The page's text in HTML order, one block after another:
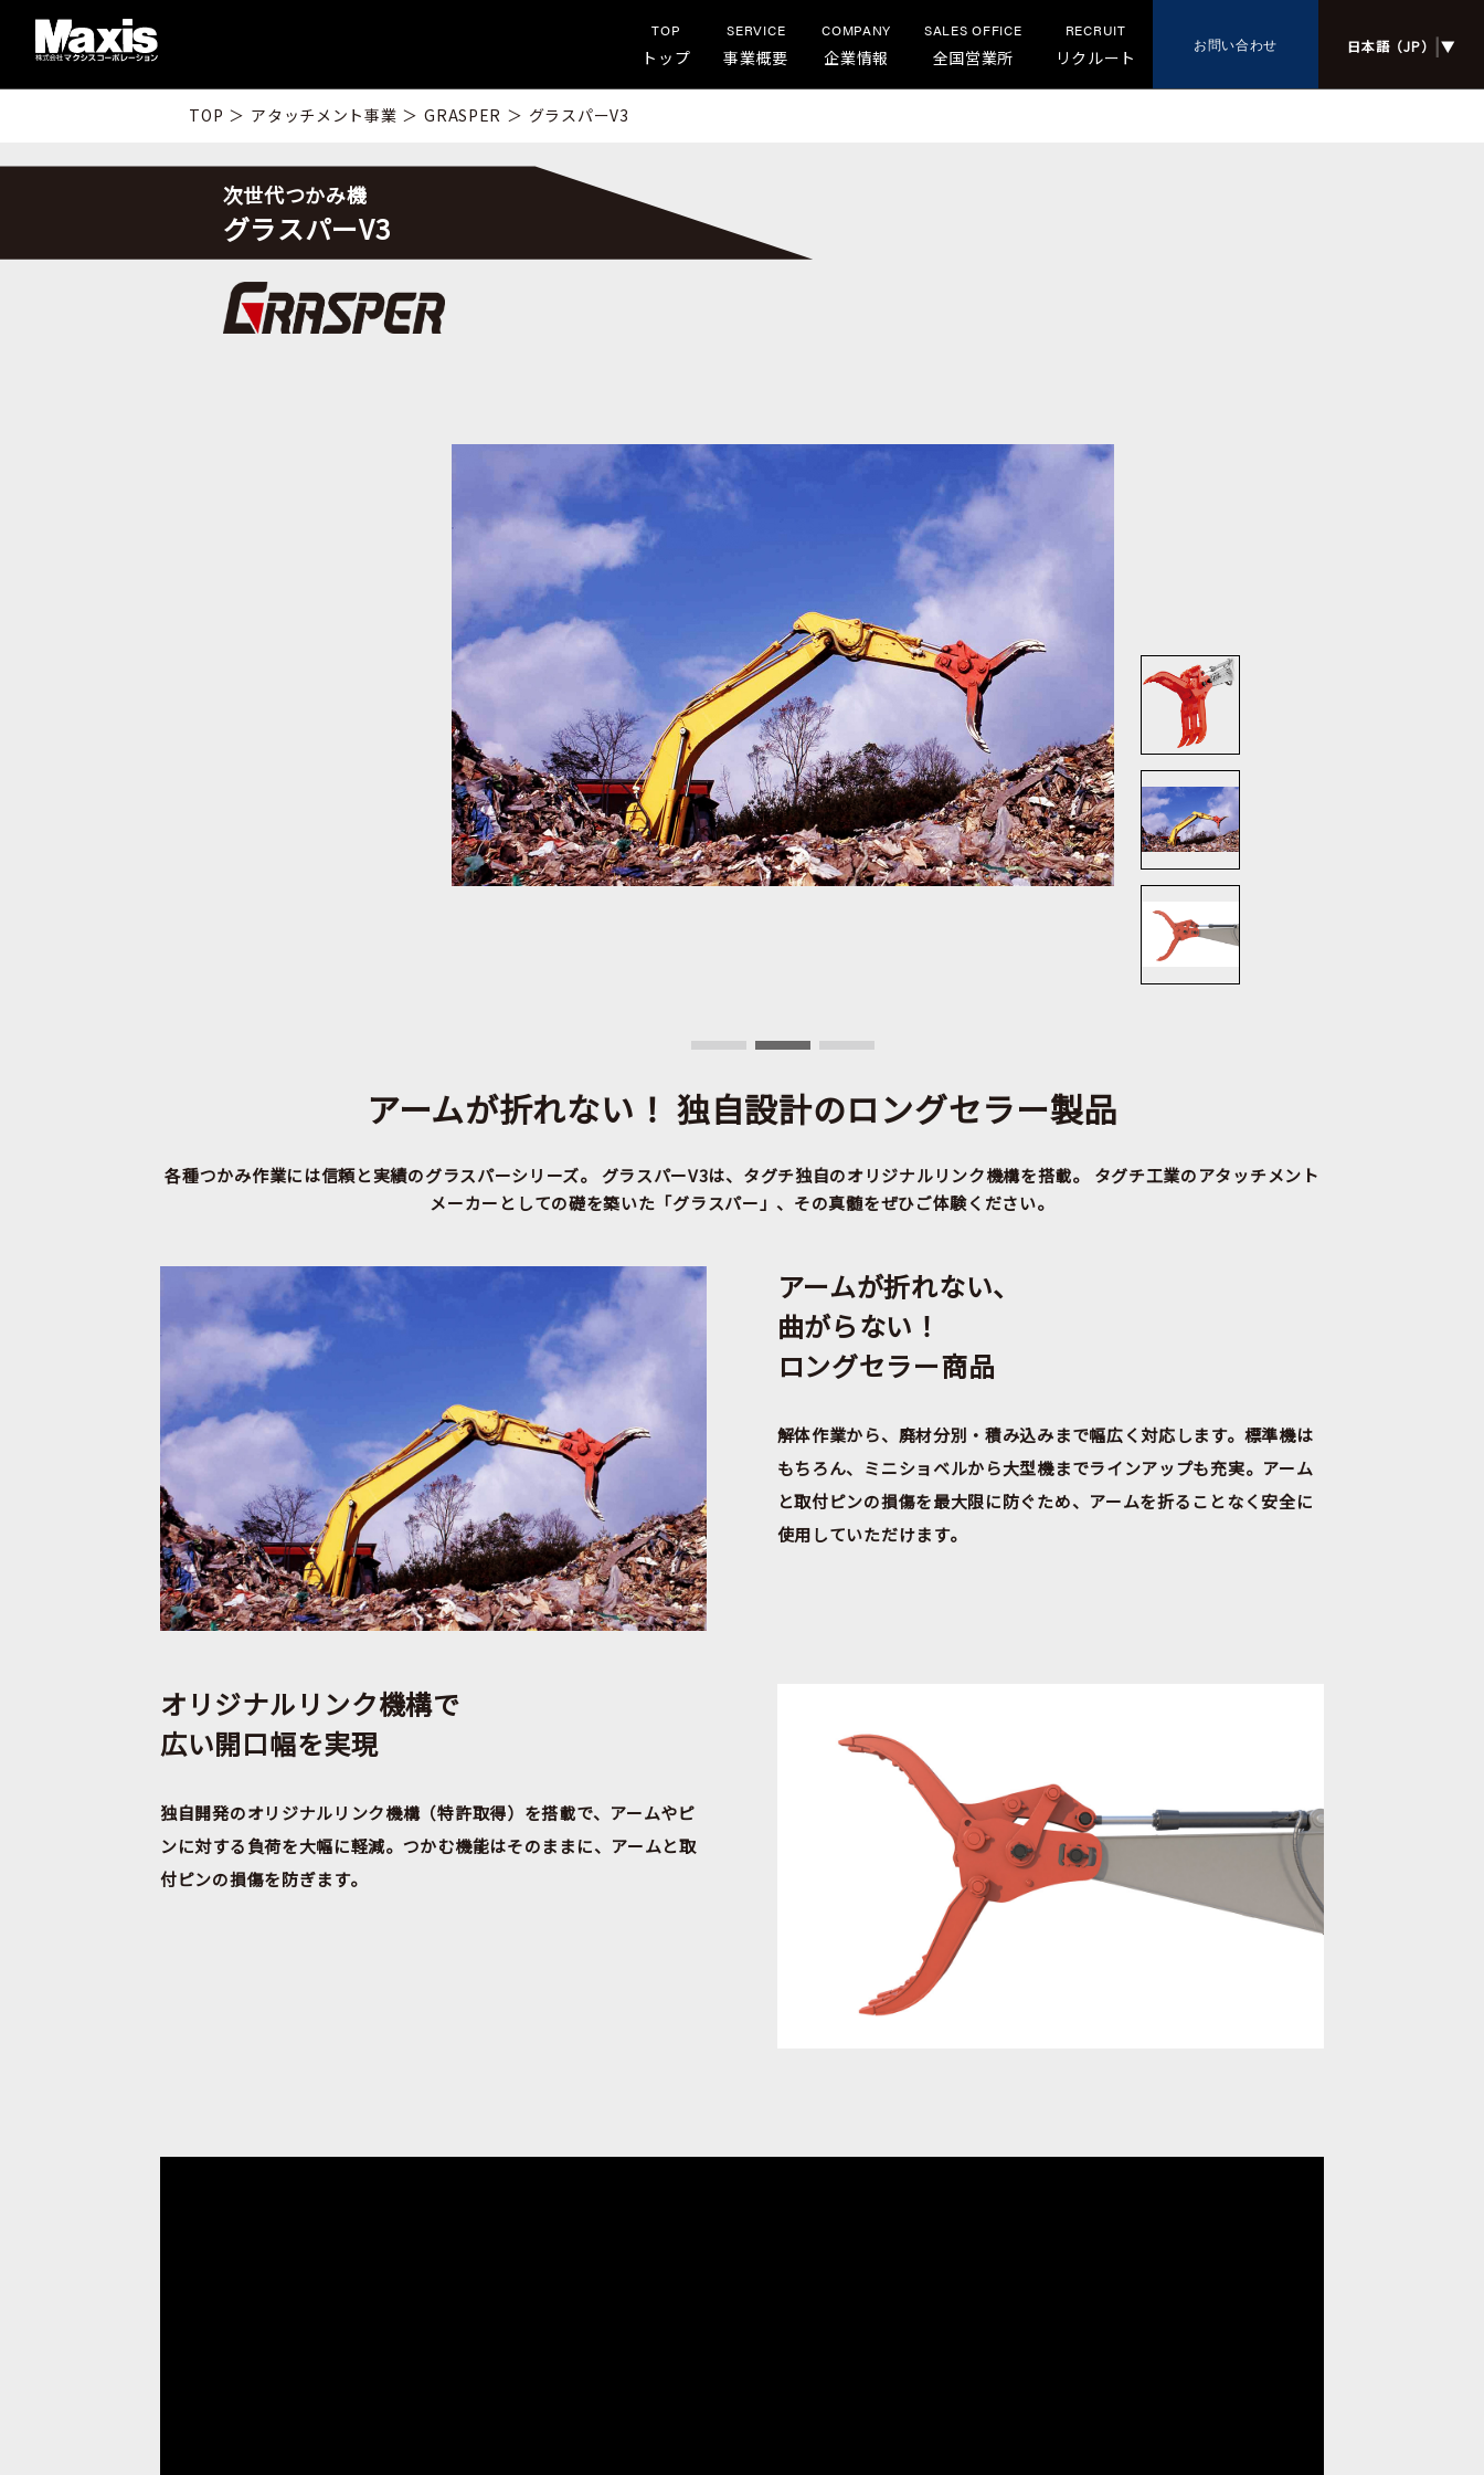
TOP
トップ
SERVICE
事業概要
COMPANY
企業情報
SALES OFFICE
全国営業所
RECRUIT
リクルート
お問い合わせ 日本語（JP） |▼
TOP ＞ アタッチメント事業 ＞ GRASPER ＞ グラスパーV3
次世代つかみ機
グラスパーV3
アームが折れない！ 独自設計のロングセラー製品
各種つかみ作業には信頼と実績のグラスパーシリーズ。 グラスパーV3は、タグチ独自のオリジナルリンク機構を搭載。
タグチ工業のアタッチメント
メーカーとしての礎を築いた「グラスパー」、その真髄をぜひご体験ください。
アームが折れない、
曲がらない！
ロングセラー商品
解体作業から、廃材分別・積み込みまで幅広く対応します。標準機は
もちろん、ミニショベルから大型機までラインアップも充実。アーム
と取付ピンの損傷を最大限に防ぐため、アームを折ることなく安全に
使用していただけます。
オリジナルリンク機構で
広い開口幅を実現
独自開発のオリジナルリンク機構（特許取得）を搭載で、アームやピ
ンに対する負荷を大幅に軽減。つかむ機能はそのままに、アームと取
付ピンの損傷を防ぎます。